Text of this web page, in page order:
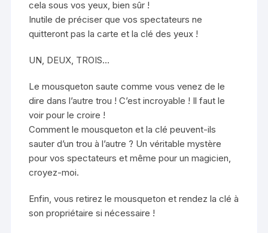
cela sous vos yeux, bien sûr !
Inutile de préciser que vos spectateurs ne
quitteront pas la carte et la clé des yeux !
UN, DEUX, TROIS…
Le mousqueton saute comme vous venez de le
dire dans l’autre trou ! C’est incroyable ! Il faut le
voir pour le croire !
Comment le mousqueton et la clé peuvent-ils
sauter d’un trou à l’autre ? Un véritable mystère
pour vos spectateurs et même pour un magicien,
croyez-moi.
Enfin, vous retirez le mousqueton et rendez la clé à
son propriétaire si nécessaire !